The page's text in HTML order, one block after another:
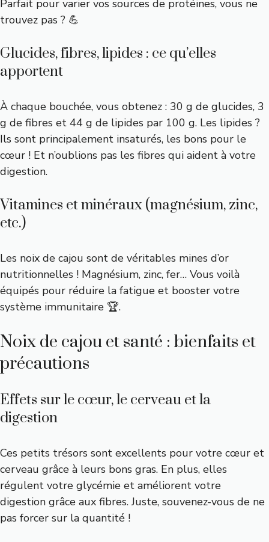
Parfait pour varier vos sources de protéines, vous ne
trouvez pas ? 💪
Glucides, fibres, lipides : ce qu’elles
apportent
À chaque bouchée, vous obtenez : 30 g de glucides, 3
g de fibres et 44 g de lipides par 100 g. Les lipides ?
Ils sont principalement insaturés, les bons pour le
cœur ! Et n’oublions pas les fibres qui aident à votre
digestion.
Vitamines et minéraux (magnésium, zinc,
etc.)
Les noix de cajou sont de véritables mines d’or
nutritionnelles ! Magnésium, zinc, fer… Vous voilà
équipés pour réduire la fatigue et booster votre
système immunitaire 🏆.
Noix de cajou et santé : bienfaits et
précautions
Effets sur le cœur, le cerveau et la
digestion
Ces petits trésors sont excellents pour votre cœur et
cerveau grâce à leurs bons gras. En plus, elles
régulent votre glycémie et améliorent votre
digestion grâce aux fibres. Juste, souvenez-vous de ne
pas forcer sur la quantité !